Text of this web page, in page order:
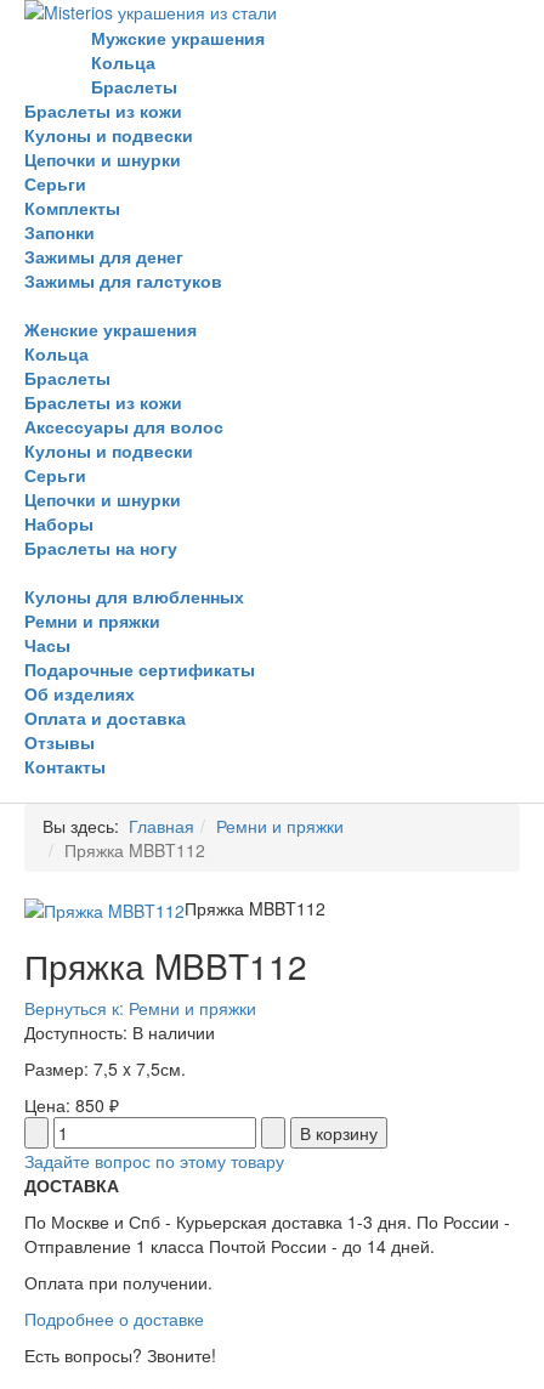
Мужские украшения
Кольца
Браслеты
Браслеты из кожи
Кулоны и подвески
Цепочки и шнурки
Серьги
Комплекты
Запонки
Зажимы для денег
Зажимы для галстуков
Женские украшения
Кольца
Браслеты
Браслеты из кожи
Аксессуары для волос
Кулоны и подвески
Серьги
Цепочки и шнурки
Наборы
Браслеты на ногу
Кулоны для влюбленных
Ремни и пряжки
Часы
Подарочные сертификаты
Об изделиях
Оплата и доставка
Отзывы
Контакты
Вы здесь: Главная
Ремни и пряжки
Пряжка MBBT112
Пряжка MBBT112
Пряжка MBBT112
Вернуться к: Ремни и пряжки
Доступность: В наличии
Размер: 7,5 x 7,5см.
Цена: 850 ₽
Задайте вопрос по этому товару
ДОСТАВКА
По Москве и Спб - Курьерская доставка 1-3 дня. По России -
Отправление 1 класса Почтой России - до 14 дней.
Оплата при получении.
Подробнее о доставке
Есть вопросы? Звоните!